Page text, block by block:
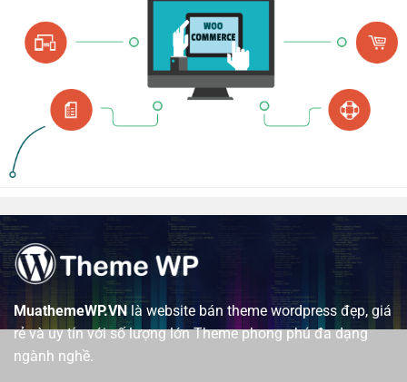
MuathemeWP.VNlà website bán theme wordpress đẹp, giá
rẻ và uy tín với số lượng lớn Theme phong phú đa dạng
ngành nghề.